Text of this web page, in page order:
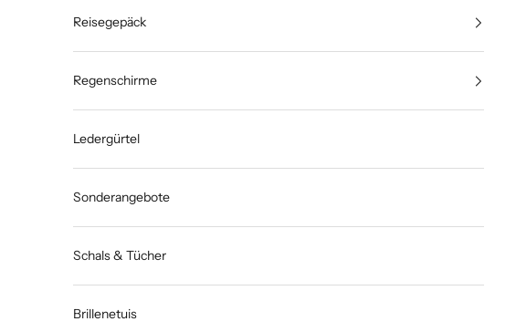
Reisegepäck
Regenschirme
Ledergürtel
Sonderangebote
Schals & Tücher
Brillenetuis